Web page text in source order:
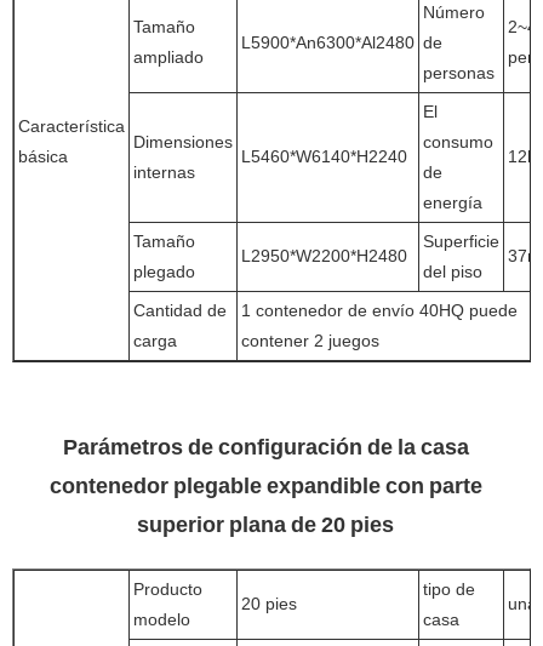
Característica
básica
Tamaño
ampliado
L5900*An6300*Al2480
Número
de
personas
2~4
Dimensiones
internas
L5460*W6140*H2240
El
consumo
de
energía
Tamaño
plegado
L2950*W2200*H2480
Superficie
del piso
Cantidad de
carga
1 contenedor de envío 40HQ puede
contener 2 juegos
Parámetros de configuración de la casa
contenedor plegable expandible con parte
superior plana de 20 pies
Producto
modelo
20 pies
tipo de
casa
una